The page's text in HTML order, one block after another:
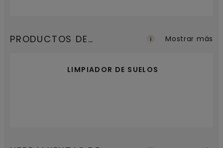
PRODUCTOS DE
LIMPIADOR DE SUELOS
Mostrar más